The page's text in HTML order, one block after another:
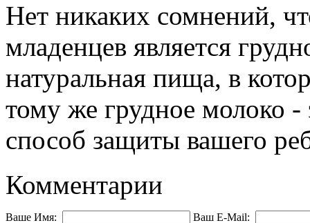
Нет никаких сомнений,
младенцев является
натуральная пища, в
тому же грудное молоко
способ защиты вашего
Комментарии
Ваше Имя: Ваш E-Mail: